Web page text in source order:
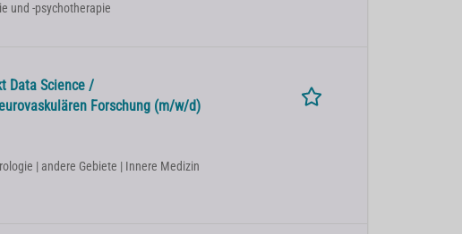
und -psychotherapie
Data Science /
Forschung (m/w/d)
| andere Gebiete | Innere Medizin